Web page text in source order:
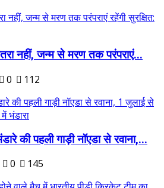
नहीं, जन्म से मरण तक परंपराएं...
0 112
की पहली गाड़ी नॉएडा से रवाना,...
0 145